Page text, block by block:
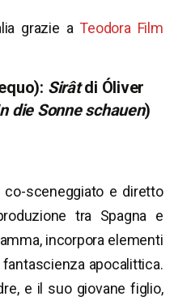
grazie a Teodora Film
Sirâtdi Óliver
die Sonne schauen)
sceneggiato e diretto
tra Spagna e
incorpora elementi
apocalittica.
e il suo giovane figlio,